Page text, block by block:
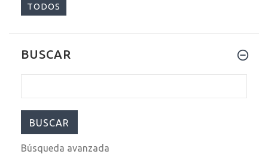
TODOS
BUSCAR
Búsqueda avanzada